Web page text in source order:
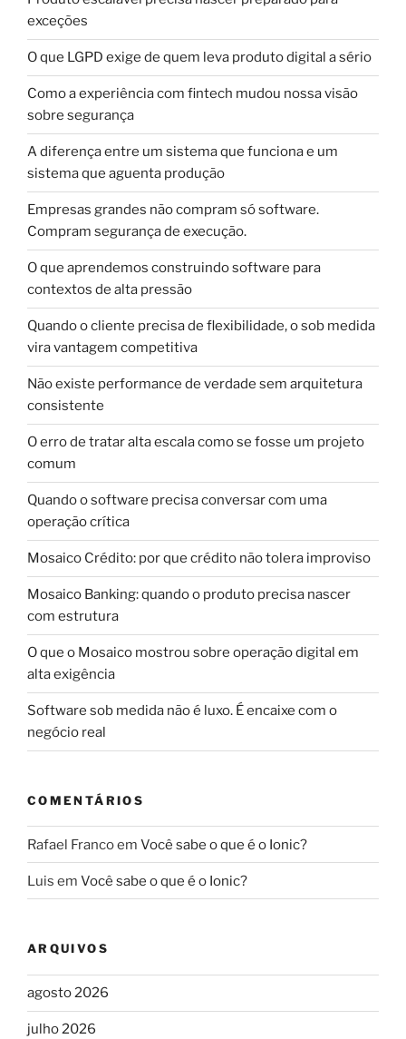
exceções
O que LGPD exige de quem leva produto digital a sério
Como a experiência com fintech mudou nossa visão
sobre segurança
A diferença entre um sistema que funciona e um
sistema que aguenta produção
Empresas grandes não compram só software.
Compram segurança de execução.
O que aprendemos construindo software para
contextos de alta pressão
Quando o cliente precisa de flexibilidade, o sob medida
vira vantagem competitiva
Não existe performance de verdade sem arquitetura
consistente
O erro de tratar alta escala como se fosse um projeto
comum
Quando o software precisa conversar com uma
operação crítica
Mosaico Crédito: por que crédito não tolera improviso
Mosaico Banking: quando o produto precisa nascer
com estrutura
O que o Mosaico mostrou sobre operação digital em
alta exigência
Software sob medida não é luxo. É encaixe com o
negócio real
COMENTÁRIOS
Rafael Francoem Você sabe o que é o Ionic?
Luis em Você sabe o que é o Ionic?
ARQUIVOS
agosto 2026
julho 2026